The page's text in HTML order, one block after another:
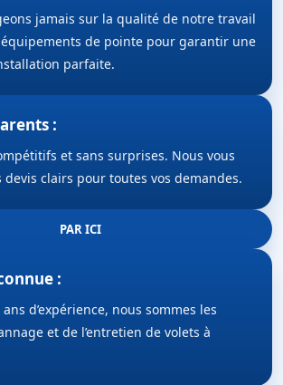
jamais sur la qualité de notre travail
de pointe pour garantir une
parfaite.
:
et sans surprises. Nous vous
clairs pour toutes vos demandes.
PAR ICI
:
d’expérience, nous sommes les
et de l’entretien de volets à